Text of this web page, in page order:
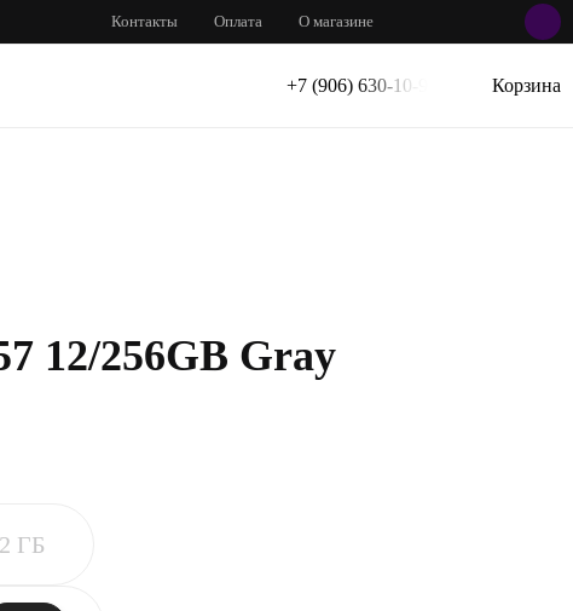
Контакты Оплата О магазине
+7 (906) 630-10-91 Корзина
12/256GB Gray
ГБ